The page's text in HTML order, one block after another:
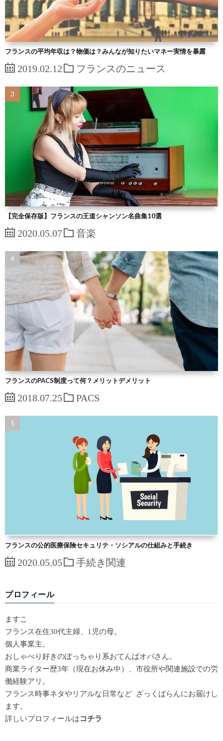
フランスの平均年収は？物価は？みんなが知りたいマネー実情を暴露
2019.02.12 フランスのニュース
【完全保存版】フランスの王道シャンソン名曲集10選
2020.05.07 音楽
フランスのPACS制度って何？メリットデメリット
2018.07.25 PACS
フランスの公的医療保険セキュリテ・ソシアルの仕組みと手続き
2020.05.05 手続き関連
プロフィール
ますこ
フランス在住30代主婦、1児の母。
個人事業主。
おしゃべり好きのぽっちゃり系おてんばオバさん。
商業ライター歴3年（現在お休み中）、市役所や関連施設での労
働経験アリ。
フランス時事ネタやリアルな日常など ざっくばらんにお届けし
ます。
詳しいプロフィールはコチラ